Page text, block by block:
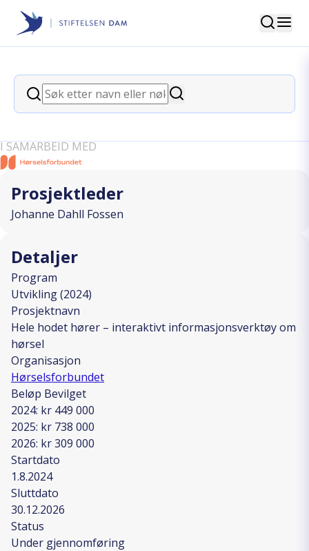
Stiftelsen Dam
Søk
Søk
Søk
back
Hele hodet hører – interaktivt
I SAMARBEID MED
Prosjektleder
Johanne Dahll Fossen
Detaljer
Program
Utvikling (2024)
Prosjektnavn
Hele hodet hører – interaktivt informasjonsverktøy om
hørsel
Organisasjon
Hørselsforbundet
Beløp Bevilget
2024: kr 449 000
2025: kr 738 000
2026: kr 309 000
Startdato
1.8.2024
Sluttdato
30.12.2026
Status
Under gjennomføring